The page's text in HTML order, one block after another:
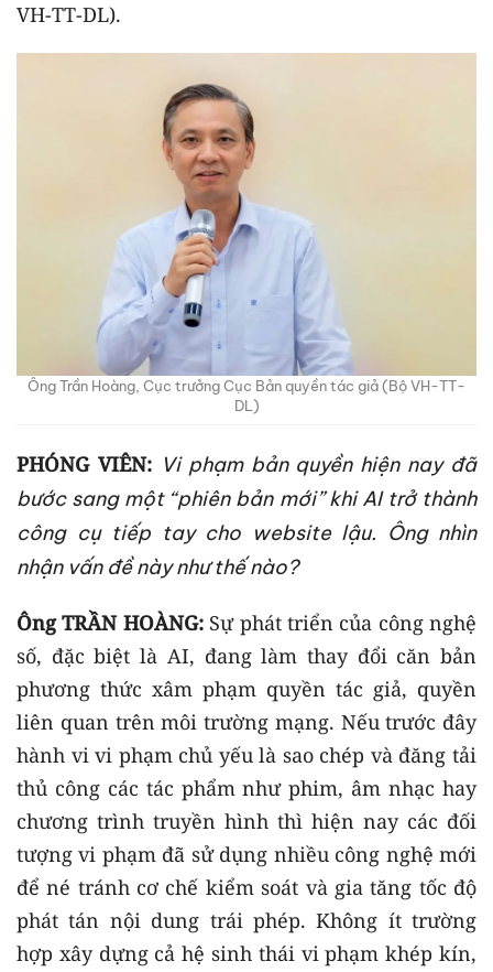
VH-TT-DL).
Ông Trần Hoàng, Cục trưởng Cục Bản quyền tác giả (Bộ VH-TT-
DL)
PHÓNG VIÊN: Vi phạm bản quyền hiện nay đã
bước sang một “phiên bản mới” khi AI trở thành
công cụ tiếp tay cho website lậu. Ông nhìn
nhận vấn đề này như thế nào?
Ông TRẦN HOÀNG:Sự phát triển của công nghệ
số, đặc biệt là AI, đang làm thay đổi căn bản
phương thức xâm phạm quyền tác giả, quyền
liên quan trên môi trường mạng. Nếu trước đây
hành vi vi phạm chủ yếu là sao chép và đăng tải
thủ công các tác phẩm như phim, âm nhạc hay
chương trình truyền hình thì hiện nay các đối
tượng vi phạm đã sử dụng nhiều công nghệ mới
để né tránh cơ chế kiểm soát và gia tăng tốc độ
phát tán nội dung trái phép. Không ít trường
hợp xây dựng cả hệ sinh thái vi phạm khép kín,